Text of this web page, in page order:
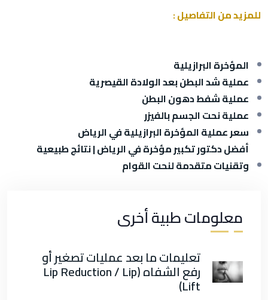
للمزيد من التفاصيل :
المؤخرة البرازيلية
عملية شد البطن بعد الولادة القيصرية
عملية شفط دهون البطن
عملية نحت الجسم بالفيزر
سعر عملية المؤخرة البرازيلية في الرياض
أفضل دكتور تكبير مؤخرة في الرياض | نتائج طبيعية
وتقنيات متقدمة لنحت القوام
معلومات طبية أخرى
تعليمات ما بعد عمليات تصغير أو
رفع الشفاه (Lip Reduction / Lip
Lift)